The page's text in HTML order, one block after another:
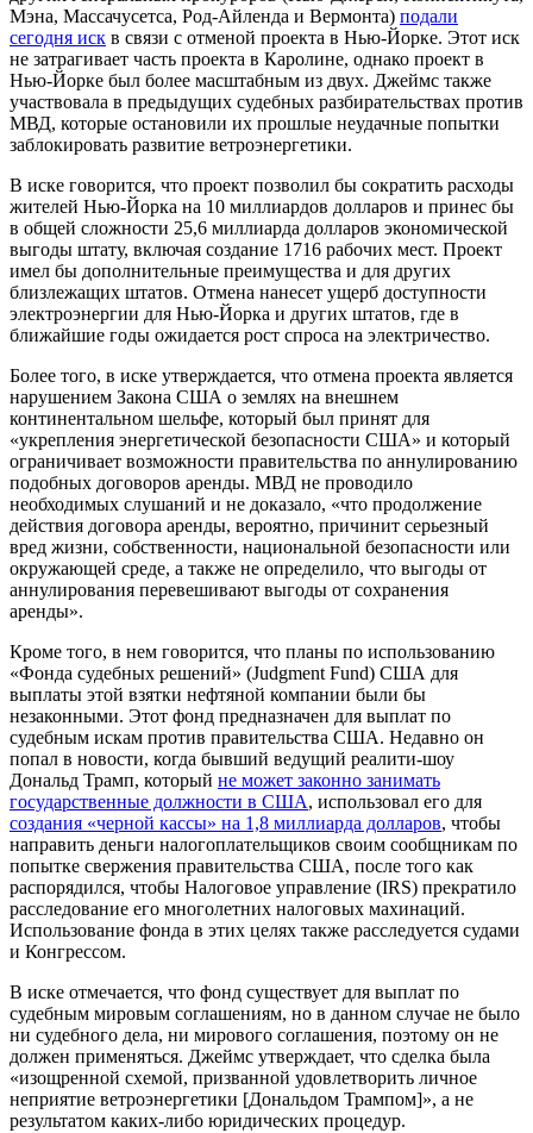
Мэна, Массачусетса, Род-Айленда и Вермонта) подали
сегодня иск в связи с отменой проекта в Нью-Йорке. Этот иск
не затрагивает часть проекта в Каролине, однако проект в
Нью-Йорке был более масштабным из двух. Джеймс также
участвовала в предыдущих судебных разбирательствах против
МВД, которые остановили их прошлые неудачные попытки
заблокировать развитие ветроэнергетики.
В иске говорится, что проект позволил бы сократить расходы
жителей Нью-Йорка на 10 миллиардов долларов и принес бы
в общей сложности 25,6 миллиарда долларов экономической
выгоды штату, включая создание 1716 рабочих мест. Проект
имел бы дополнительные преимущества и для других
близлежащих штатов. Отмена нанесет ущерб доступности
электроэнергии для Нью-Йорка и других штатов, где в
ближайшие годы ожидается рост спроса на электричество.
Более того, в иске утверждается, что отмена проекта является
нарушением Закона США о землях на внешнем
континентальном шельфе, который был принят для
«укрепления энергетической безопасности США» и который
ограничивает возможности правительства по аннулированию
подобных договоров аренды. МВД не проводило
необходимых слушаний и не доказало, «что продолжение
действия договора аренды, вероятно, причинит серьезный
вред жизни, собственности, национальной безопасности или
окружающей среде, а также не определило, что выгоды от
аннулирования перевешивают выгоды от сохранения
аренды».
Кроме того, в нем говорится, что планы по использованию
«Фонда судебных решений» (Judgment Fund) США для
выплаты этой взятки нефтяной компании были бы
незаконными. Этот фонд предназначен для выплат по
судебным искам против правительства США. Недавно он
попал в новости, когда бывший ведущий реалити-шоу
Дональд Трамп, который не может законно занимать
государственные должности в США, использовал его для
создания «черной кассы» на 1,8 миллиарда долларов, чтобы
направить деньги налогоплательщиков своим сообщникам по
попытке свержения правительства США, после того как
распорядился, чтобы Налоговое управление (IRS) прекратило
расследование его многолетних налоговых махинаций.
Использование фонда в этих целях также расследуется судами
и Конгрессом.
В иске отмечается, что фонд существует для выплат по
судебным мировым соглашениям, но в данном случае не было
ни судебного дела, ни мирового соглашения, поэтому он не
должен применяться. Джеймс утверждает, что сделка была
«изощренной схемой, призванной удовлетворить личное
неприятие ветроэнергетики [Дональдом Трампом]», а не
результатом каких-либо юридических процедур.